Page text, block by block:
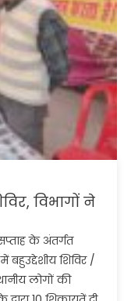
विभागों ने
के अंतर्गत
शिविर /
लोगों की